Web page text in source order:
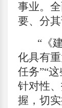
事业。
要、分
“《
化具有
任务”“
针对性
握，切